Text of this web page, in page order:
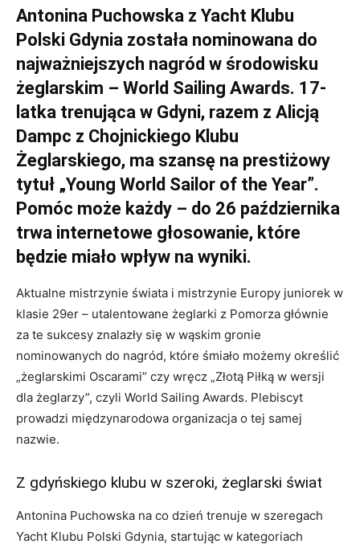
Antonina Puchowska z Yacht Klubu
Polski Gdynia została nominowana do
najważniejszych nagród w środowisku
żeglarskim – World Sailing Awards. 17-
latka trenująca w Gdyni, razem z Alicją
Dampc z Chojnickiego Klubu
Żeglarskiego, ma szansę na prestiżowy
tytuł „Young World Sailor of the Year”.
Pomóc może każdy – do 26 października
trwa internetowe głosowanie, które
będzie miało wpływ na wyniki.
Aktualne mistrzynie świata i mistrzynie Europy juniorek w
klasie 29er – utalentowane żeglarki z Pomorza głównie
za te sukcesy znalazły się w wąskim gronie
nominowanych do nagród, które śmiało możemy określić
„żeglarskimi Oscarami” czy wręcz „Złotą Piłką w wersji
dla żeglarzy”, czyli World Sailing Awards. Plebiscyt
prowadzi międzynarodowa organizacja o tej samej
nazwie.
Z gdyńskiego klubu w szeroki, żeglarski świat
Antonina Puchowska na co dzień trenuje w szeregach
Yacht Klubu Polski Gdynia, startując w kategoriach